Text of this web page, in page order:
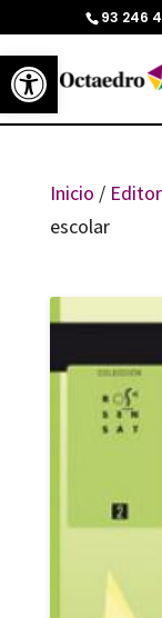
Abrir barra de
93 246
Inicio /
escolar